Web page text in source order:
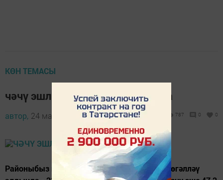
КӨН ТЕМАСЫ
чәчү эшләре төгәлләнү алдында
автор, 24 май 2017 - 06:35 787 0 0
Районыбыз игенчеләре язгы кыр эшләрен төгәлләү